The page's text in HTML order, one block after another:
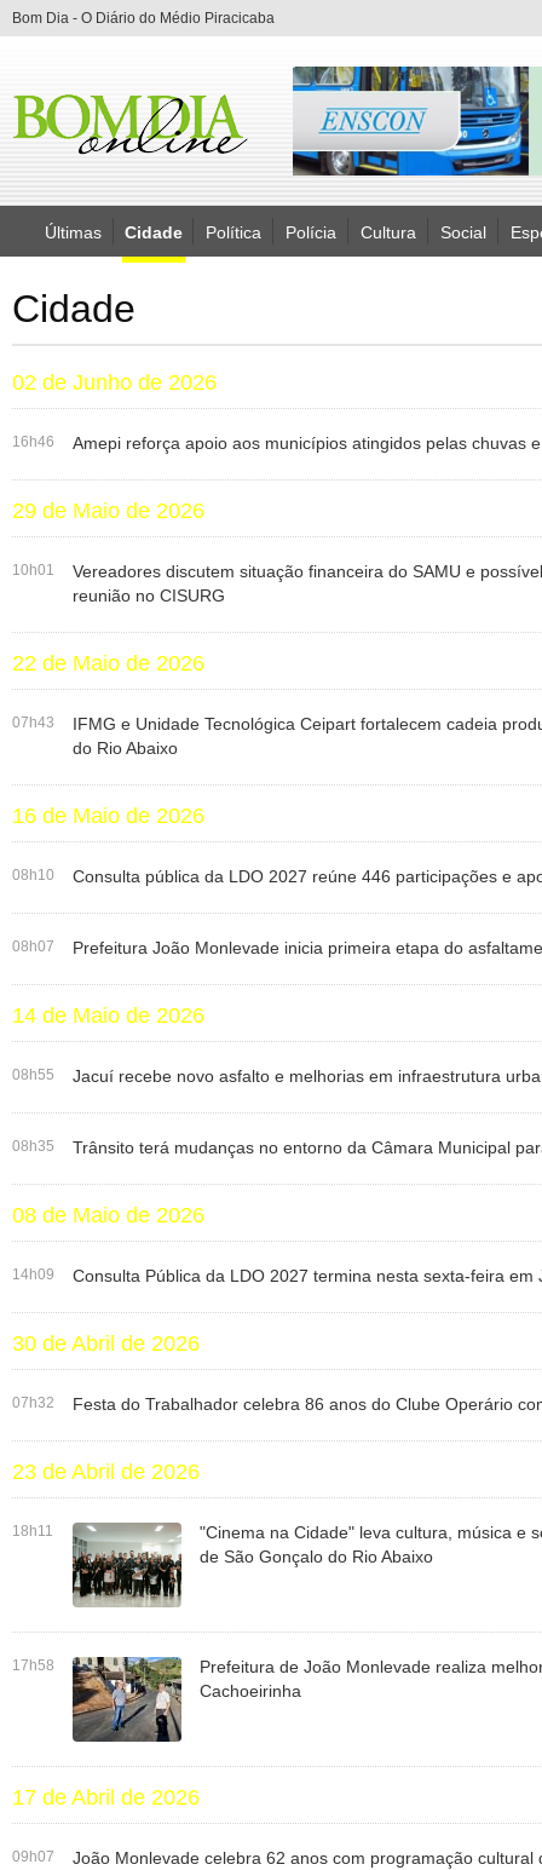
Bom Dia - O Diário do Médio Piracicaba
Últimas Cidade Política Polícia Cultura Social
Cidade
02 de Junho de 2026
16h46 Amepi reforça apoio aos municípios atingidos pelas chuvas
29 de Maio de 2026
10h01
Vereadores discutem situação financeira do SAMU e
reunião no CISURG
22 de Maio de 2026
07h43
IFMG e Unidade Tecnológica Ceipart fortalecem cadeia
do Rio Abaixo
16 de Maio de 2026
08h10 Consulta pública da LDO 2027 reúne 446 participações e
08h07 Prefeitura João Monlevade inicia primeira etapa do
14 de Maio de 2026
08h55 Jacuí recebe novo asfalto e melhorias em infraestrutura
08h35 Trânsito terá mudanças no entorno da Câmara Municipal
08 de Maio de 2026
14h09 Consulta Pública da LDO 2027 termina nesta sexta-feira em
30 de Abril de 2026
07h32 Festa do Trabalhador celebra 86 anos do Clube Operário
23 de Abril de 2026
18h11
"Cinema na Cidade" leva cultura, música e
de São Gonçalo do Rio Abaixo
17h58
Prefeitura de João Monlevade realiza
Cachoeirinha
17 de Abril de 2026
09h07
João Monlevade celebra 62 anos com programação cultural